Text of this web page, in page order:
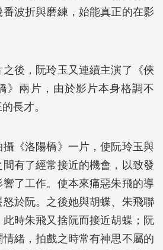
波折與磨練，始能真正的在影
後，阮玲玉又連續主演了《俠
》兩片，由於影片本身格調不
長才。
《洛陽橋》一片，使阮玲玉與
有了經常接近的機會，以致發
了工作。使本來痛惡朱飛的導
於阮。之後她與胡蝶、朱飛聯
時朱飛又捨阮而接近胡蝶；阮
緒，拍戲之時常有神思不屬的